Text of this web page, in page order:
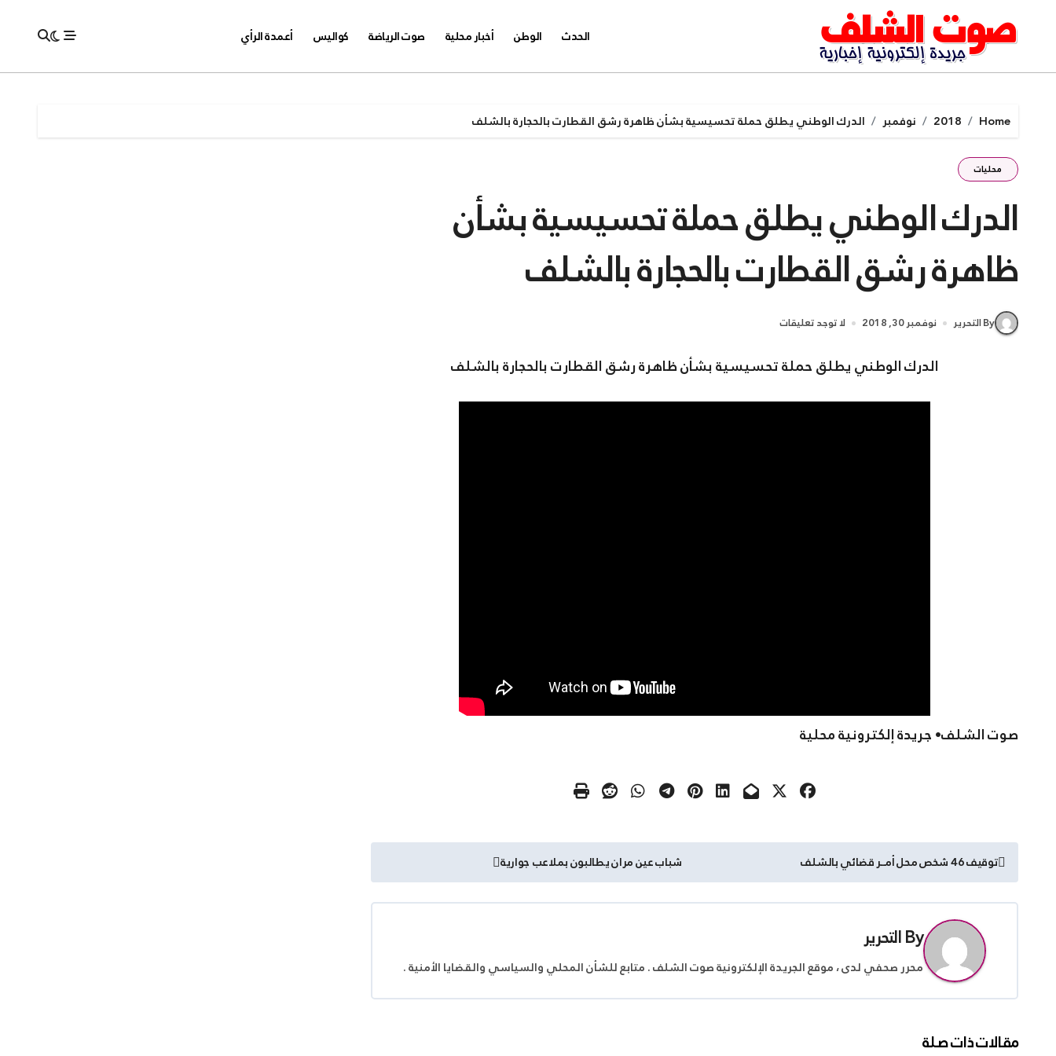
content
الحدث الوطن أخبار محلية صوت الرياضة كواليس أعمدة الرأي
Home
2018 نوفمبر الدرك الوطني يطلق حملة تحسيسية بشأن ظاهرة رشق القطارت بالحجارة بالشلف
محليات
الدرك الوطني يطلق حملة تحسيسية بشأن
ظاهرة رشق القطارت بالحجارة بالشلف
By التحرير نوفمبر 30, 2018 لا توجد تعليقات
الدرك الوطني يطلق حملة تحسيسية بشأن ظاهرة رشق القطارت بالحجارة بالشلف
صوت الشلف• جريدة إلكترونية محلية
تصفّح
المقالات
توقيف 46 شخص محل أمــر قضائي بالشلف شباب عين مران يطالبون بملاعب جوارية
Byالتحرير
محرر صحفي لدى ، موقع الجريدة الإلكترونية صوت الشلف . متابع للشأن المحلي والسياسي والقضايا الأمنية .
مقالات ذات صلة